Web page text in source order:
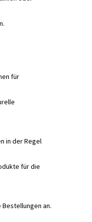
für
in der Regel
für die
an.